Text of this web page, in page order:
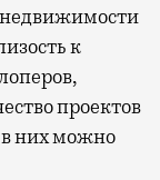
к
проектов
них можно